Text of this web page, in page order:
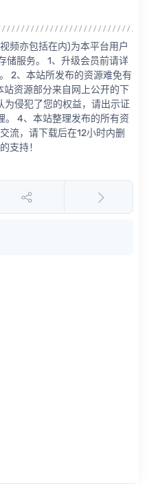
频亦包括在内)为本平台用户
储服务。 1、升级会员前请详
2、本站所发布的资源难免有
资源部分来自网上公开的下
为侵犯了您的权益，请出示证
。 4、本站整理发布的所有资
流，请下载后在12小时内删
支持！